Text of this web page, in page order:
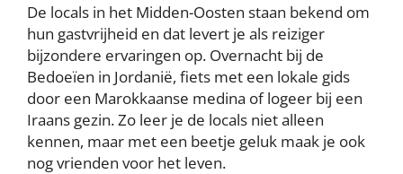
De locals in het Midden-Oosten staan bekend om
hun gastvrijheid en dat levert je als reiziger
bijzondere ervaringen op. Overnacht bij de
Bedoeïen in Jordanië, fiets met een lokale gids
door een Marokkaanse medina of logeer bij een
Iraans gezin. Zo leer je de locals niet alleen
kennen, maar met een beetje geluk maak je ook
nog vrienden voor het leven.